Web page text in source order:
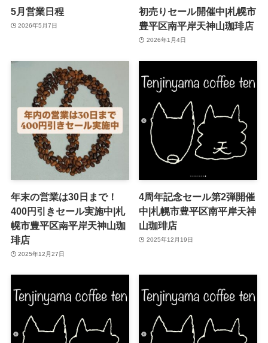
5月営業日程
2026年5月7日
初売りセール開催中|札幌市
豊平区南平岸天神山珈琲店
2026年1月4日
年末の営業は30日まで！
400円引きセール実施中|札
幌市豊平区南平岸天神山珈
琲店
2025年12月27日
4周年記念セール第2弾開催
中|札幌市豊平区南平岸天神
山珈琲店
2025年12月19日